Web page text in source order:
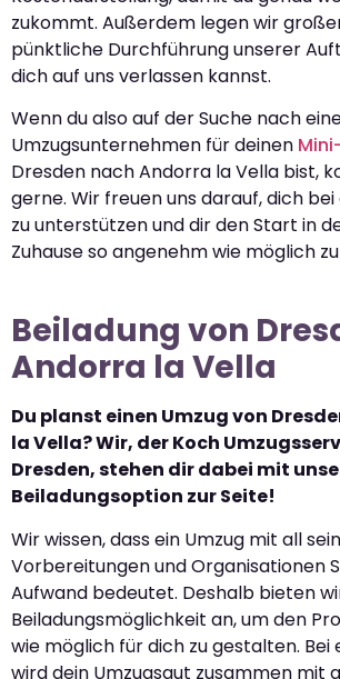
zukommt. Außerdem legen wir
pünktliche Durchführung unserer
dich auf uns verlassen kannst.
Wenn du also auf der Suche nach
Umzugsunternehmen für deinen
Dresden nach Andorra la Vella bist,
gerne. Wir freuen uns darauf, dich
zu unterstützen und dir den Start in
Zuhause so angenehm wie möglich
Beiladung von
Andorra la Vella
Du planst einen Umzug von
la Vella? Wir, der Koch
Dresden, stehen dir dabei mit
Beiladungsoption zur Seite!
Wir wissen, dass ein Umzug mit all
Vorbereitungen und Organisationen
Aufwand bedeutet. Deshalb bieten
Beiladungsmöglichkeit an, um den
wie möglich für dich zu gestalten. Bei
wird dein Umzugsgut zusammen mit